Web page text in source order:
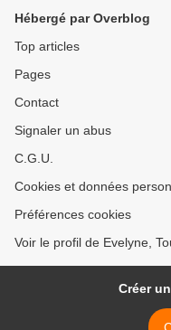
Hébergé par Overblog
Top articles
Pages
Contact
Signaler un abus
C.G.U.
Cookies et données
Préférences cookies
Voir le profil de Evelyne,
Créer